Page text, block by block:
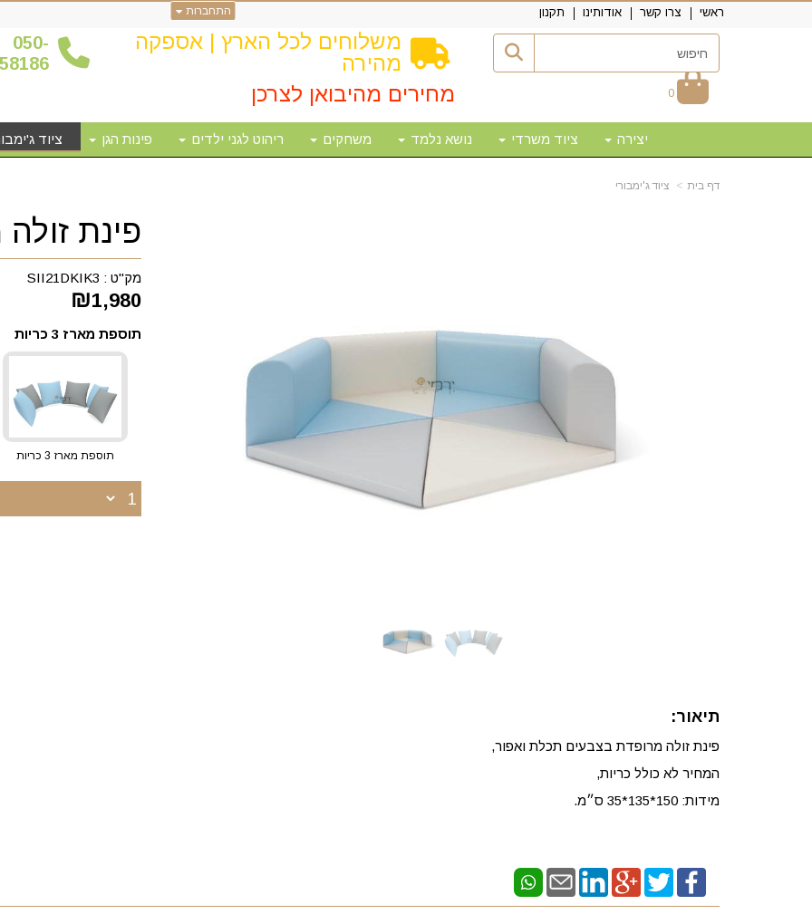
התחברות ראשי צרו קשר אודותינו תקנון
0
משלוחים לכל הארץ | אספקה
מהירה
050-
מחירים מהיבואן לצרכן
יצירה ציוד משרדי נושא נלמד משחקים ריהוט לגני ילדים פינות הגן ציוד
דף בית ציוד ג'ימבורי
פינת
מק"ט : SII21DKIK3
₪1,980
תוספת מארז 3 כריות
תוספת מארז 3 כריות
תיאור:
פינת זולה מרופדת בצבעים תכלת ואפור,
המחיר לא כולל כריות,
מידות: 150*135*35 ס״מ.